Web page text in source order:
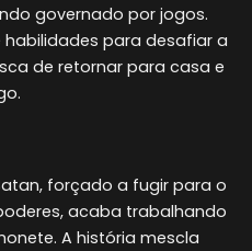
governado por jogos.
habilidades para desafiar a
de retornar para casa e
forçado a fugir para o
acaba trabalhando
A história mescla